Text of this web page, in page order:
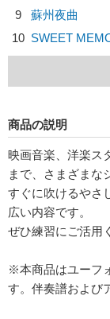
9
蘇州夜曲
10 SWEET
商品の説明
映画音楽、洋楽ス
まで、さまざまな
すぐに吹けるやさ
広い内容です。
ぜひ練習にご活用
※本商品はユーフ
す。伴奏譜および